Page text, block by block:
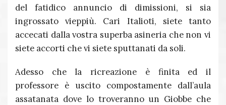
del fatidico annuncio di dimissioni, si sia
ingrossato vieppiù. Cari Italioti, siete tanto
accecati dalla vostra superba asineria che non vi
siete accorti che vi siete sputtanati da soli.
Adesso che la ricreazione è finita ed il
professore è uscito compostamente dall’aula
assatanata dove lo troveranno un Giobbe che